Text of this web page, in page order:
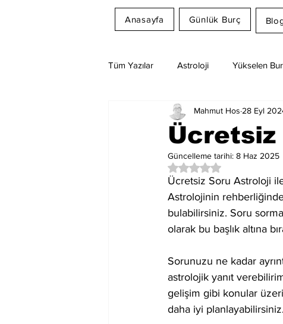
Anasayfa Günlük Burç
Tüm Yazılar Astroloji Yükselen
Rüya Tabirleri Ay Burcu
Mahmut Hos 28 Eyl
Güncelleme tarihi: 8 Haz 2025
5 üzerinden NaN yıldız
Ücretsiz Soru Astroloji
Astrolojinin
bulabilirsiniz. Soru
olarak bu başlık altına
Sorunuzu ne kadar
astrolojik yanıt
gelişim gibi konular
daha iyi planlayabilirsiniz.